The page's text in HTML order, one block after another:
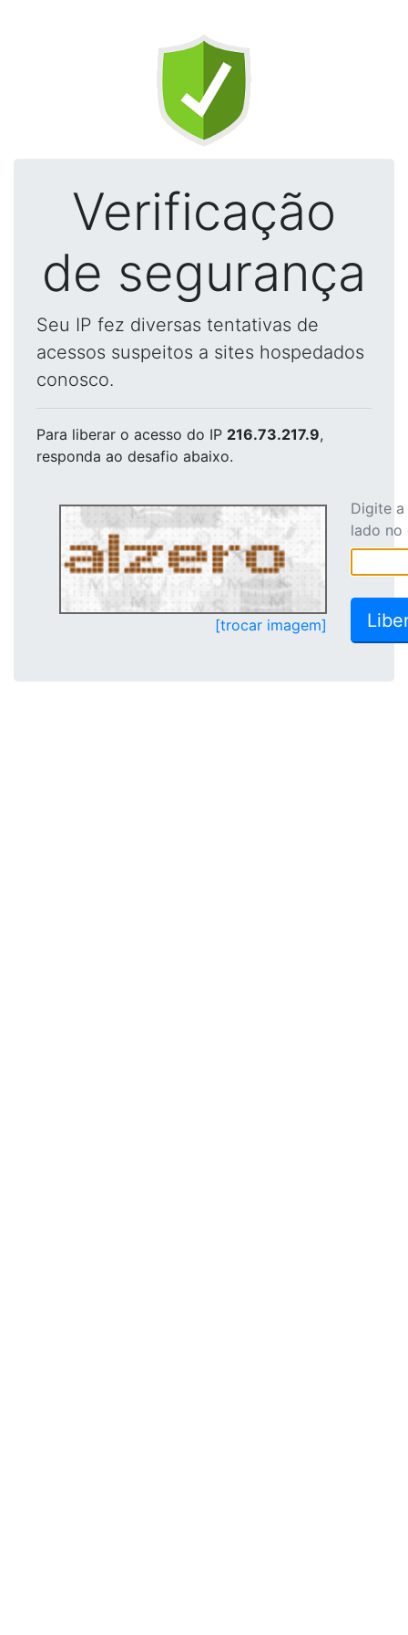
Verificação
de segurança
Seu IP fez diversas tentativas de
acessos suspeitos a sites hospedados
conosco.
Para liberar o acesso do IP 216.73.217.9,
responda ao desafio abaixo.
[trocar imagem]
Digite
lado no